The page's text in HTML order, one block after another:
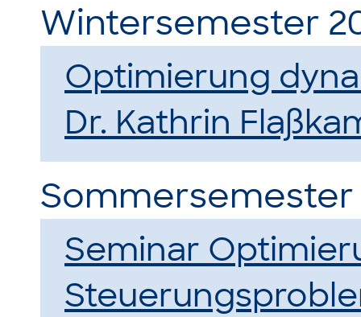
Wintersemester
Optimierung
Dr. Kathrin
Sommersemester
Seminar